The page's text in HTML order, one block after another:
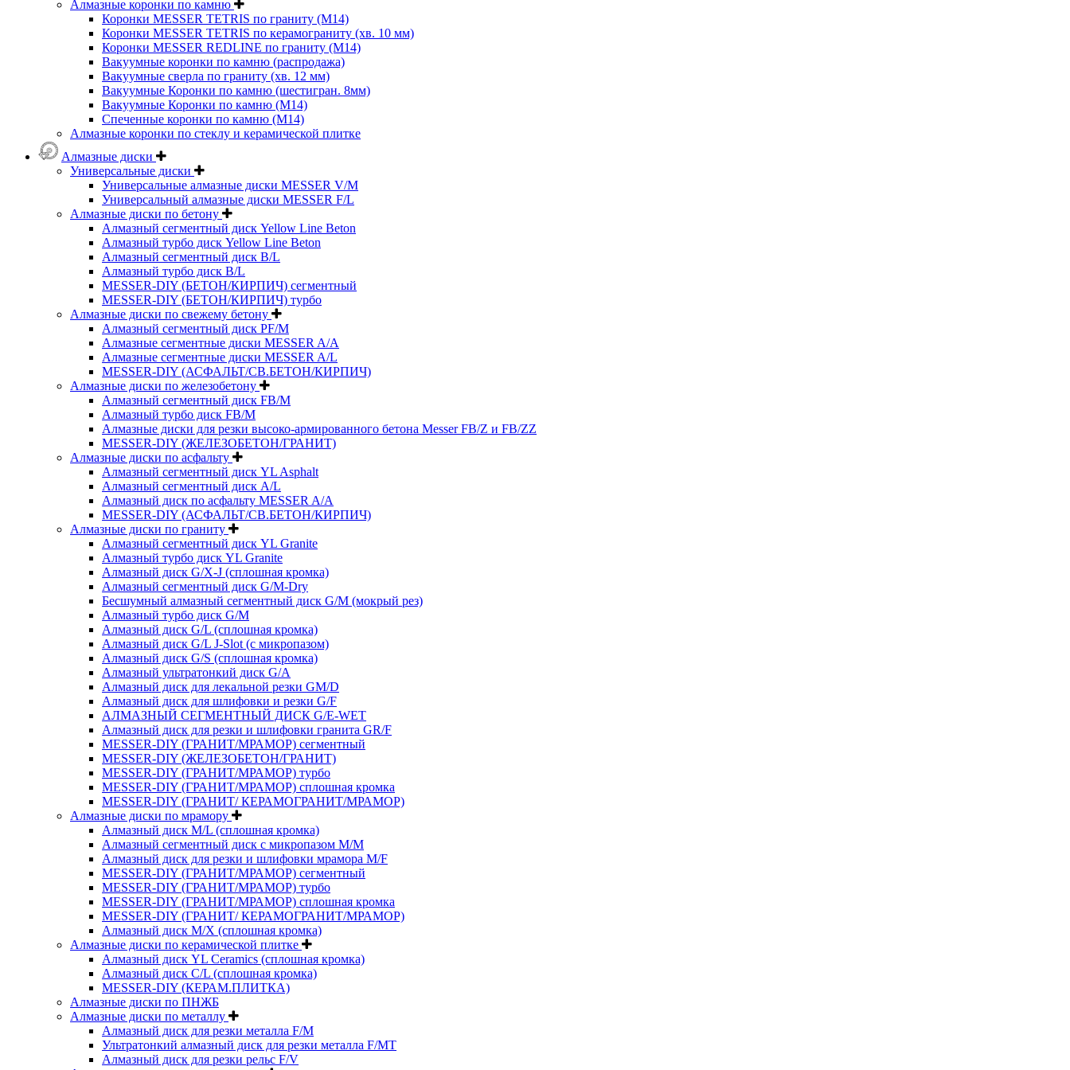
Алмазные коронки по камню
Коронки MESSER TETRIS по граниту (М14)
Коронки MESSER TETRIS по керамограниту (хв. 10 мм)
Коронки MESSER REDLINE по граниту (М14)
Вакуумные коронки по камню (распродажа)
Вакуумные сверла по граниту (хв. 12 мм)
Вакуумные Коронки по камню (шестигран. 8мм)
Вакуумные Коронки по камню (M14)
Спеченные коронки по камню (M14)
Алмазные коронки по стеклу и керамической плитке
Алмазные диски
Универсальные диски
Универсальные алмазные диски MESSER V/M
Универсальный алмазные диски MESSER F/L
Алмазные диски по бетону
Алмазный сегментный диск Yellow Line Beton
Алмазный турбо диск Yellow Line Beton
Алмазный сегментный диск B/L
Алмазный турбо диск B/L
MESSER-DIY (БЕТОН/КИРПИЧ) сегментный
MESSER-DIY (БЕТОН/КИРПИЧ) турбо
Алмазные диски по свежему бетону
Алмазный сегментный диск PF/M
Алмазные сегментные диски MESSER A/A
Алмазные сегментные диски MESSER A/L
MESSER-DIY (АСФАЛЬТ/СВ.БЕТОН/КИРПИЧ)
Алмазные диски по железобетону
Алмазный сегментный диск FB/M
Алмазный турбо диск FB/M
Алмазные диски для резки высоко-армированного бетона Messer FB/Z и FB/ZZ
MESSER-DIY (ЖЕЛЕЗОБЕТОН/ГРАНИТ)
Алмазные диски по асфальту
Алмазный сегментный диск YL Asphalt
Алмазный сегментный диск A/L
Алмазный диск по асфальту MESSER A/A
MESSER-DIY (АСФАЛЬТ/СВ.БЕТОН/КИРПИЧ)
Алмазные диски по граниту
Алмазный сегментный диск YL Granite
Алмазный турбо диск YL Granite
Алмазный диск G/X-J (сплошная кромка)
Алмазный сегментный диск G/M-Dry
Бесшумный алмазный сегментный диск G/M (мокрый рез)
Алмазный турбо диск G/M
Алмазный диск G/L (сплошная кромка)
Алмазный диск G/L J-Slot (с микропазом)
Алмазный диск G/S (сплошная кромка)
Алмазный ультратонкий диск G/A
Алмазный диск для лекальной резки GM/D
Алмазный диск для шлифовки и резки G/F
АЛМАЗНЫЙ СЕГМЕНТНЫЙ ДИСК G/E-WET
Алмазный диск для резки и шлифовки гранита GR/F
MESSER-DIY (ГРАНИТ/МРАМОР) сегментный
MESSER-DIY (ЖЕЛЕЗОБЕТОН/ГРАНИТ)
MESSER-DIY (ГРАНИТ/МРАМОР) турбо
MESSER-DIY (ГРАНИТ/МРАМОР) сплошная кромка
MESSER-DIY (ГРАНИТ/ КЕРАМОГРАНИТ/МРАМОР)
Алмазные диски по мрамору
Алмазный диск M/L (сплошная кромка)
Алмазный сегментный диск с микропазом M/M
Алмазный диск для резки и шлифовки мрамора M/F
MESSER-DIY (ГРАНИТ/МРАМОР) сегментный
MESSER-DIY (ГРАНИТ/МРАМОР) турбо
MESSER-DIY (ГРАНИТ/МРАМОР) сплошная кромка
MESSER-DIY (ГРАНИТ/ КЕРАМОГРАНИТ/МРАМОР)
Алмазный диск M/X (сплошная кромка)
Алмазные диски по керамической плитке
Алмазный диск YL Ceramics (сплошная кромка)
Алмазный диск C/L (сплошная кромка)
MESSER-DIY (КЕРАМ.ПЛИТКА)
Алмазные диски по ПНЖБ
Алмазные диски по металлу
Алмазный диск для резки металла F/M
Ультратонкий алмазный диск для резки металла F/MT
Алмазный диск для резки рельс F/V